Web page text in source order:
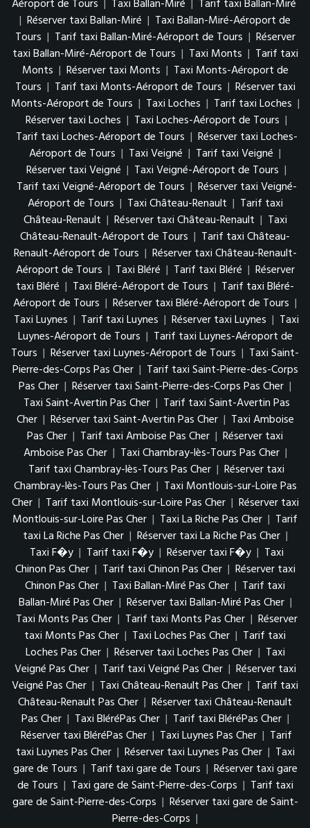
Aéroport de Tours | Taxi Ballan-Miré | Tarif taxi Ballan-Miré
| Réserver taxi Ballan-Miré | Taxi Ballan-Miré-Aéroport de
Tours | Tarif taxi Ballan-Miré-Aéroport de Tours | Réserver
taxi Ballan-Miré-Aéroport de Tours | Taxi Monts | Tarif taxi
Monts | Réserver taxi Monts | Taxi Monts-Aéroport de
Tours | Tarif taxi Monts-Aéroport de Tours | Réserver taxi
Monts-Aéroport de Tours | Taxi Loches | Tarif taxi Loches |
Réserver taxi Loches | Taxi Loches-Aéroport de Tours |
Tarif taxi Loches-Aéroport de Tours | Réserver taxi Loches-
Aéroport de Tours | Taxi Veigné | Tarif taxi Veigné |
Réserver taxi Veigné | Taxi Veigné-Aéroport de Tours |
Tarif taxi Veigné-Aéroport de Tours | Réserver taxi Veigné-
Aéroport de Tours | Taxi Château-Renault | Tarif taxi
Château-Renault | Réserver taxi Château-Renault | Taxi
Château-Renault-Aéroport de Tours | Tarif taxi Château-
Renault-Aéroport de Tours | Réserver taxi Château-Renault-
Aéroport de Tours | Taxi Bléré | Tarif taxi Bléré | Réserver
taxi Bléré | Taxi Bléré-Aéroport de Tours | Tarif taxi Bléré-
Aéroport de Tours | Réserver taxi Bléré-Aéroport de Tours |
Taxi Luynes | Tarif taxi Luynes | Réserver taxi Luynes | Taxi
Luynes-Aéroport de Tours | Tarif taxi Luynes-Aéroport de
Tours | Réserver taxi Luynes-Aéroport de Tours | Taxi Saint-
Pierre-des-Corps Pas Cher | Tarif taxi Saint-Pierre-des-Corps
Pas Cher | Réserver taxi Saint-Pierre-des-Corps Pas Cher |
Taxi Saint-Avertin Pas Cher | Tarif taxi Saint-Avertin Pas
Cher | Réserver taxi Saint-Avertin Pas Cher | Taxi Amboise
Pas Cher | Tarif taxi Amboise Pas Cher | Réserver taxi
Amboise Pas Cher | Taxi Chambray-lès-Tours Pas Cher |
Tarif taxi Chambray-lès-Tours Pas Cher | Réserver taxi
Chambray-lès-Tours Pas Cher | Taxi Montlouis-sur-Loire Pas
Cher | Tarif taxi Montlouis-sur-Loire Pas Cher | Réserver taxi
Montlouis-sur-Loire Pas Cher | Taxi La Riche Pas Cher | Tarif
taxi La Riche Pas Cher | Réserver taxi La Riche Pas Cher |
Taxi F�y | Tarif taxi F�y | Réserver taxi F�y | Taxi
Chinon Pas Cher | Tarif taxi Chinon Pas Cher | Réserver taxi
Chinon Pas Cher | Taxi Ballan-Miré Pas Cher | Tarif taxi
Ballan-Miré Pas Cher | Réserver taxi Ballan-Miré Pas Cher |
Taxi Monts Pas Cher | Tarif taxi Monts Pas Cher | Réserver
taxi Monts Pas Cher | Taxi Loches Pas Cher | Tarif taxi
Loches Pas Cher | Réserver taxi Loches Pas Cher | Taxi
Veigné Pas Cher | Tarif taxi Veigné Pas Cher | Réserver taxi
Veigné Pas Cher | Taxi Château-Renault Pas Cher | Tarif taxi
Château-Renault Pas Cher | Réserver taxi Château-Renault
Pas Cher | Taxi BléréPas Cher | Tarif taxi BléréPas Cher |
Réserver taxi BléréPas Cher | Taxi Luynes Pas Cher | Tarif
taxi Luynes Pas Cher | Réserver taxi Luynes Pas Cher | Taxi
gare de Tours | Tarif taxi gare de Tours | Réserver taxi gare
de Tours | Taxi gare de Saint-Pierre-des-Corps | Tarif taxi
gare de Saint-Pierre-des-Corps | Réserver taxi gare de Saint-
Pierre-des-Corps |